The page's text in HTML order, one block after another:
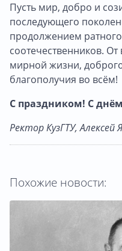
Пусть мир, добро и
последующего
продолжением
соотечественников.
мирной жизни,
благополучия во всём!
С праздником! С
Ректор КузГТУ, Алексей
Похожие новости: